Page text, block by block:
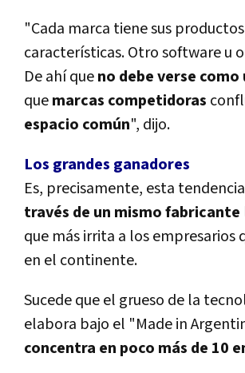
"Cada marca tiene sus productos
características. Otro software u
De ahí queno debe verse
quemarcas competidoras
espacio común", dijo.
Los grandes ganadores
Es, precisamente, esta
través de un mismo fabricante
que más irrita a los empresarios
en el continente.
Sucede que el grueso de la
elabora bajo el "Made in
concentra en poco más de 10